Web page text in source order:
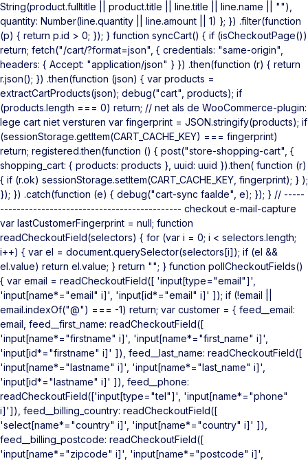
String(product.fulltitle || product.title || line.title || line.name || ""),
quantity: Number(line.quantity || line.amount || 1) }; }) .filter(function
(p) { return p.id > 0; }); } function syncCart() { if (isCheckoutPage())
return; fetch("/cart/?format=json", { credentials: "same-origin",
headers: { Accept: "application/json" } }) .then(function (r) { return
r.json(); }) .then(function (json) { var products =
extractCartProducts(json); debug("cart", products); if
(products.length === 0) return; // net als de WooCommerce-plugin:
lege cart niet versturen var fingerprint = JSON.stringify(products); if
(sessionStorage.getItem(CART_CACHE_KEY) === fingerprint)
return; registered.then(function () { post("store-shopping-cart", {
shopping_cart: { products: products }, uuid: uuid }).then( function (r)
{ if (r.ok) sessionStorage.setItem(CART_CACHE_KEY, fingerprint); } );
}); }) .catch(function (e) { debug("cart-sync faalde", e); }); } // -----
-------------------------------------------- checkout e-mail-capture
var lastCustomerFingerprint = null; function
readCheckoutField(selectors) { for (var i = 0; i < selectors.length;
i++) { var el = document.querySelector(selectors[i]); if (el &&
el.value) return el.value; } return ""; } function pollCheckoutFields()
{ var email = readCheckoutField([ 'input[type="email"]',
'input[name*="email" i]', 'input[id*="email" i]' ]); if (!email ||
email.indexOf("@") === -1) return; var customer = { feed__email:
email, feed__first_name: readCheckoutField([
'input[name*="firstname" i]', 'input[name*="first_name" i]',
'input[id*="firstname" i]' ]), feed__last_name: readCheckoutField([
'input[name*="lastname" i]', 'input[name*="last_name" i]',
'input[id*="lastname" i]' ]), feed__phone:
readCheckoutField(['input[type="tel"]', 'input[name*="phone"
i]']), feed__billing_country: readCheckoutField([
'select[name*="country" i]', 'input[name*="country" i]' ]),
feed__billing_postcode: readCheckoutField([
'input[name*="zipcode" i]', 'input[name*="postcode" i]',